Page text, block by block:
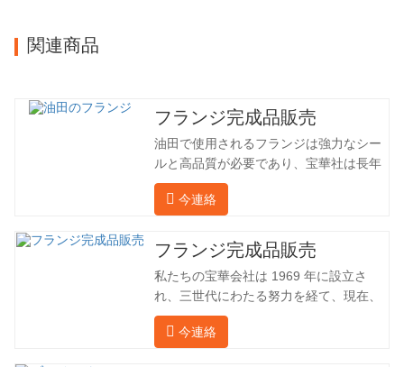
関連商品
フランジ完成品販売
油田で使用されるフランジは強力なシー
ルと高品質が必要であり、宝華社は長年
油田でフランジを加工し、間接的に外国
（ドイツ、ロシア）に輸出してきまし
社は海外の顧客と直接輸出入し、第三者
手数料を回避して、強力な製品品質と低
価格を確保したいと考えています。以下
の表はこの製品の情報です。以下に当社
の簡単な紹介をさせていただきます。 材
料 4130-75K 硬度 207-237 内径 57.76 外
今連絡
フランジ完成品販売
私たちの宝華会社は 1969 年に設立さ
れ、三世代にわたる努力を経て、現在、
敷地面積は 50,000 平方メートル、建築
面積は 25,000 平方メートルです。従業
今連絡